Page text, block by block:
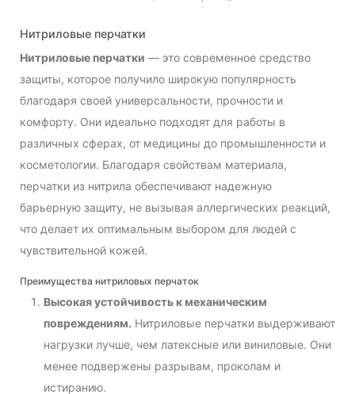
Нитриловые перчатки
Нитриловые перчатки — это современное средство
защиты, которое получило широкую популярность
благодаря своей универсальности, прочности и
комфорту. Они идеально подходят для работы в
различных сферах, от медицины до промышленности и
косметологии. Благодаря свойствам материала,
перчатки из нитрила обеспечивают надежную
барьерную защиту, не вызывая аллергических реакций,
что делает их оптимальным выбором для людей с
чувствительной кожей.
Преимущества нитриловых перчаток
Высокая устойчивость к механическим
повреждениям. Нитриловые перчатки выдерживают
нагрузки лучше, чем латексные или виниловые. Они
менее подвержены разрывам, проколам и
истиранию.